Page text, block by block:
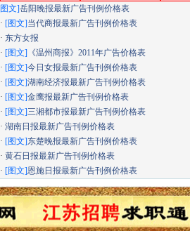
图文]岳阳晚报最新广告刊例价格表
· [图文]当代商报最新广告刊例价格表
· 东方女报
· [图文] 《温州商报》2011年广告价格表
· [图文]今日女报最新广告刊例价格表
· [图文]湖南经济报最新广告刊例价格表
· [图文]金鹰报最新广告刊例价格表
· [图文]三湘都市报最新广告刊例价格表
· 湖南日报最新广告刊例价格表
· [图文]东楚晚报最新广告刊例价格表
· 黄石日报最新广告刊例价格表
· [图文]恩施日报最新广告刊例价格表